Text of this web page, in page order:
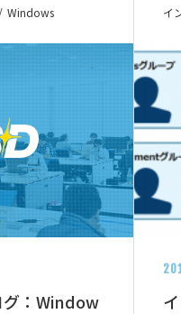
Windows イ
グ：Window